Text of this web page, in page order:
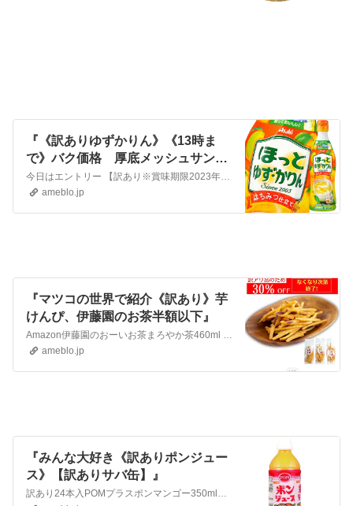
『《訳ありゆずかりん》《13時ま
で》バク価格 厚底メッシュサンダ
ル』
今日はエントリー 【訳あり※賞味期限2023年9月17日】アサヒ ほっとゆず かりん（希釈用）470mlプラスチックボトル×1ケース（全12本） 送料無料以前…
ameblo.jp
『マツコの世界で紹介《訳あり》芋
けんぴ、伊藤園のお茶半額以下』
Amazon伊藤園のおーいお茶まろやか茶460ml 30本50％OFFクーポン定期便で1506円30本昨日より安くなってる気がする伊藤園 おーいお茶 緑茶 ま…
ameblo.jp
『みんな大好き《訳ありポンジュー
ス》【訳ありサバ缶】』
訳あり24本入POMプラスポンマンゴー350ml賞味期限:2023/11/2024本 1880円こちらから訳あり24本入ＰＯＭ ポンジュース350ml賞味期限…